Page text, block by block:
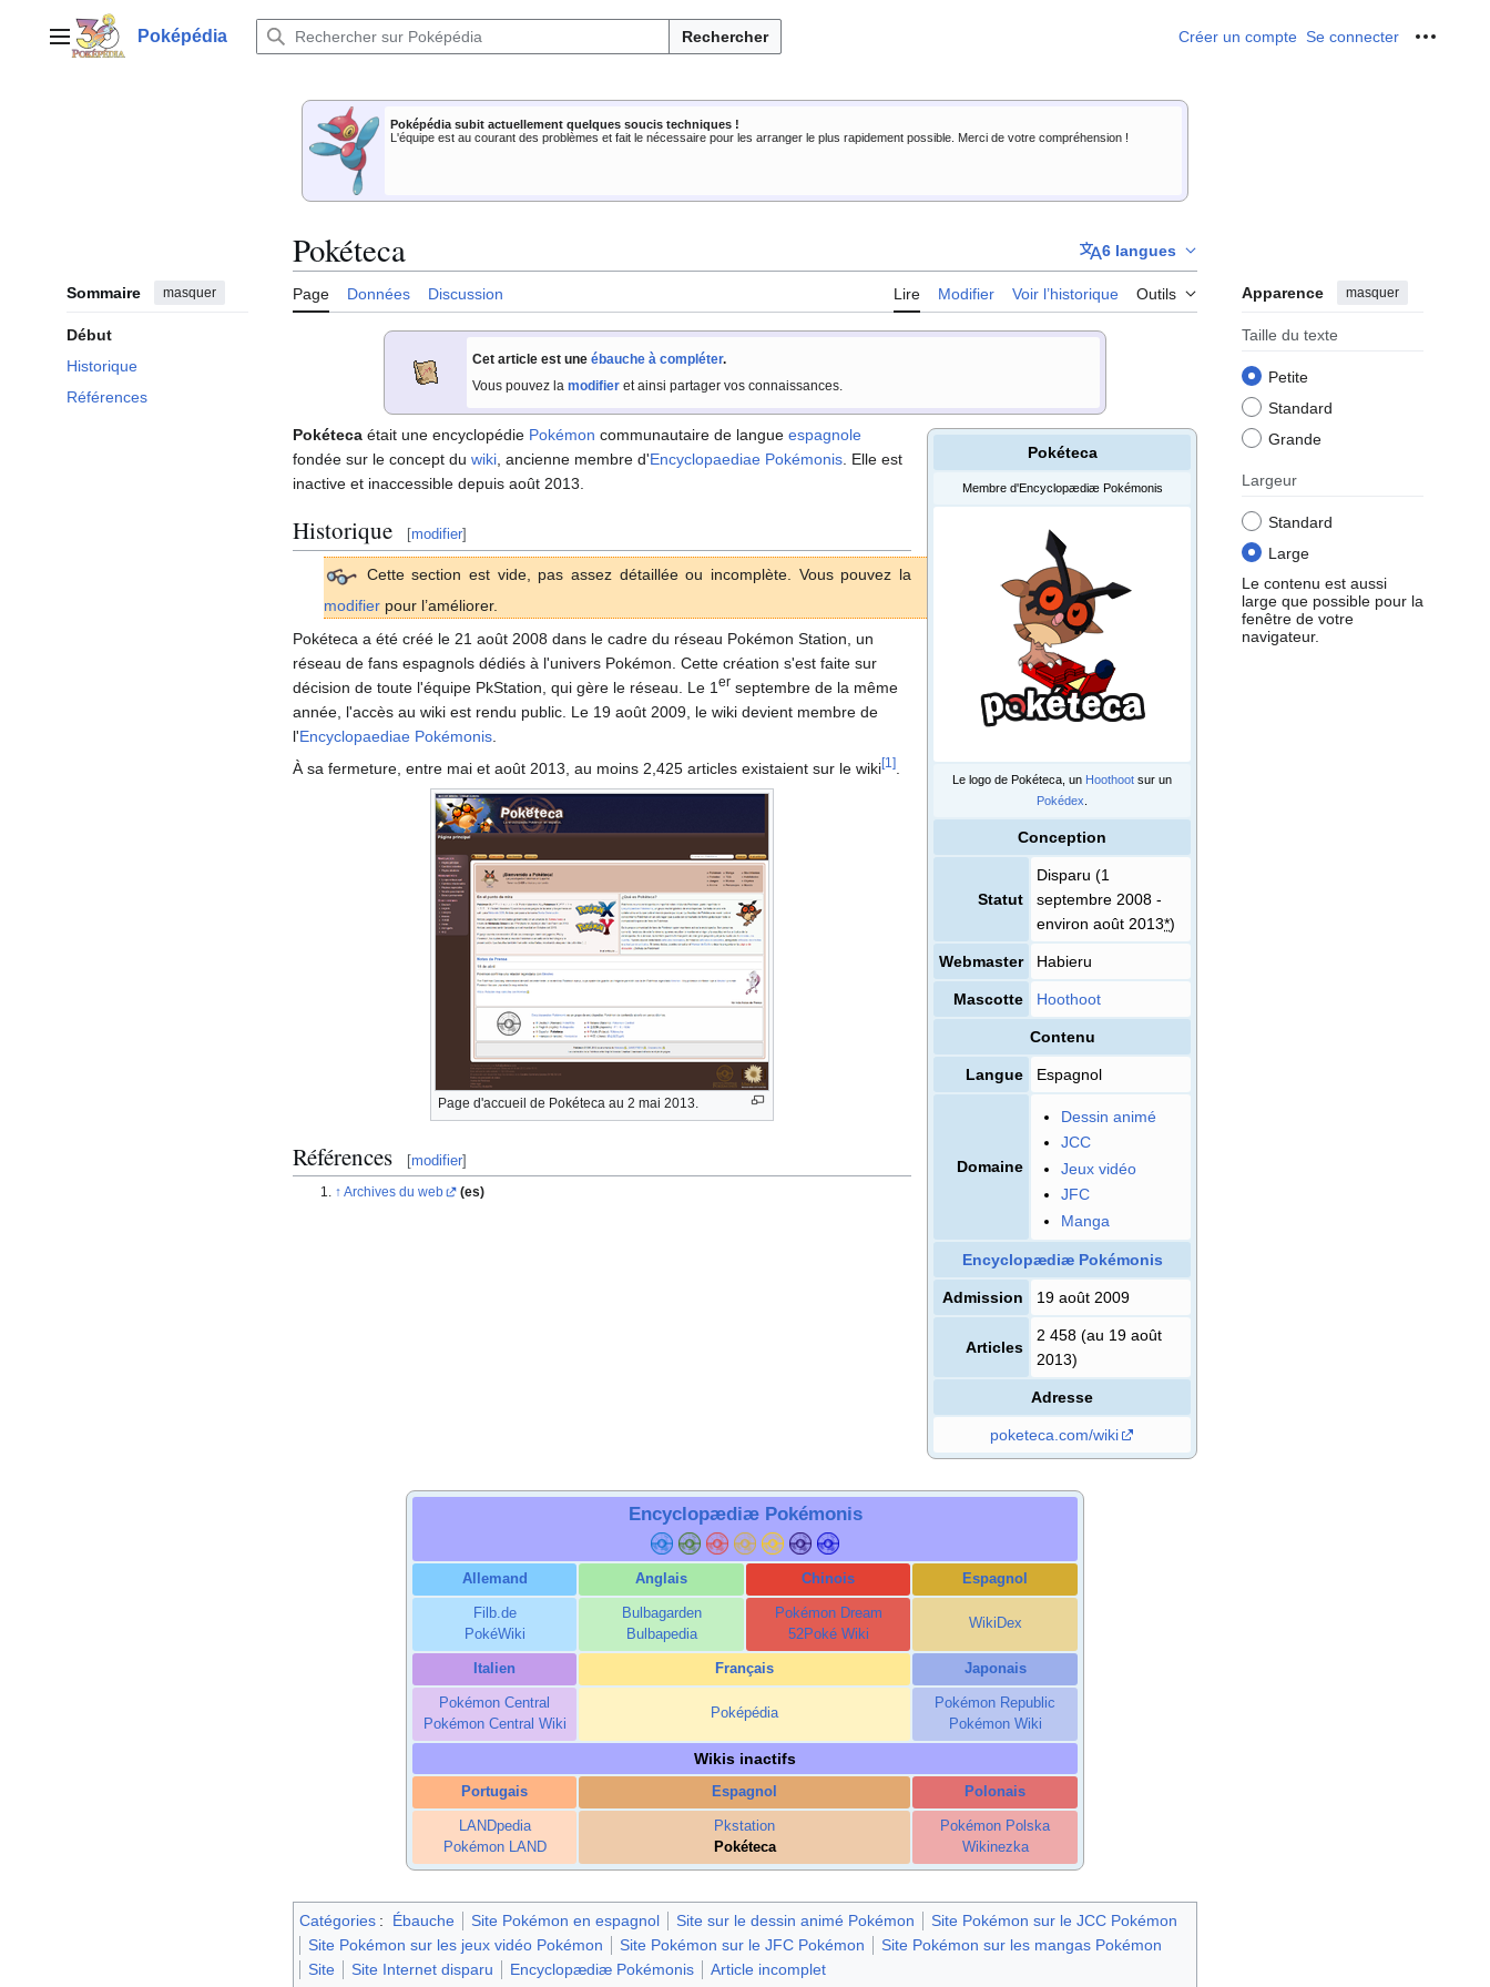
contenuMenu principalPoképédia Rechercher Créer un compte Se connecter Outils
Poképédia subit actuellement quelques soucis techniques !
L'équipe est au courant des problèmes et fait le nécessaire pour les arranger le plus rapidement possible. Merci de votre compréhension !
Sommaire masquer
Début
Historique
Références
Pokéteca 6 langues
Page Données Discussion Lire Modifier Voir l’historique Outils Apparence masquer
Taille du texte
Petite
Standard
Grande
Largeur
Standard
Large
Le contenu est aussi
large que possible pour la
fenêtre de votre
navigateur.
Cet article est une ébauche à compléter.
Vous pouvez la modifieret ainsi partager vos connaissances.
Pokéteca
Membre d'Encyclopædiæ Pokémonis
Le logo de Pokéteca, un Hoothoot sur un
Pokédex
Conception
Statut
Disparu (1
septembre 2008 -
environ août 2013*)
Webmaster Habieru
Mascotte Hoothoot
Contenu
Langue Espagnol
Domaine
Dessin animé
JCC
Jeux vidéo
JFC
Manga
Encyclopædiæ Pokémonis
Admission 19 août 2009
Articles
2 458 (au 19 août
2013)
Adresse
poketeca.com/wiki
Pokéteca était une encyclopédie Pokémon communautaire de langue espagnole
fondée sur le concept du wiki , ancienne membre d'Encyclopaediae Pokémonis . Elle est
inactive et inaccessible depuis août 2013.
Historique [modifier]
Cette section est vide, pas assez détaillée ou incomplète. Vous pouvez la
modifier pour l’améliorer.
Pokéteca a été créé le 21 août 2008 dans le cadre du réseau Pokémon Station, un
réseau de fans espagnols dédiés à l'univers Pokémon. Cette création s'est faite sur
décision de toute l'équipe PkStation, qui gère le réseau. Le 1 er septembre de la même
année, l'accès au wiki est rendu public. Le 19 août 2009, le wiki devient membre de
l'Encyclopaediae Pokémonis
À sa fermeture, entre mai et août 2013, au moins 2,425 articles existaient sur le wiki[1 ]
Page d'accueil de Pokéteca au 2 mai 2013.
Références [modifier]
Archives du web (es)
Encyclopædiæ Pokémonis
Allemand Anglais Chinois Espagnol
Filb.de
PokéWiki
Bulbagarden
Bulbapedia
Pokémon Dream
52Poké Wiki
WikiDex
Italien Français Japonais
Pokémon Central
Pokémon Central Wiki
Poképédia
Pokémon Republic
Pokémon Wiki
Wikis inactifs
Portugais Espagnol Polonais
LANDpedia
Pokémon LAND
Pkstation
Pokéteca
Pokémon Polska
Wikinezka
Catégories : Ébauche Site Pokémon en espagnol Site sur le dessin animé Pokémon
Site Pokémon sur le JCC Pokémon
Site Pokémon sur les jeux vidéo Pokémon
Site Pokémon sur le JFC Pokémon
Site Pokémon sur les mangas Pokémon
Site
Site Internet disparu Encyclopædiæ Pokémonis Article incomplet